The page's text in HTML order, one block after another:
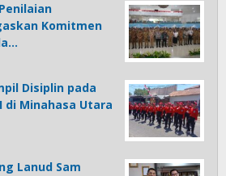
Komitmen
Disiplin pada
di Minahasa Utara
Lanud Sam